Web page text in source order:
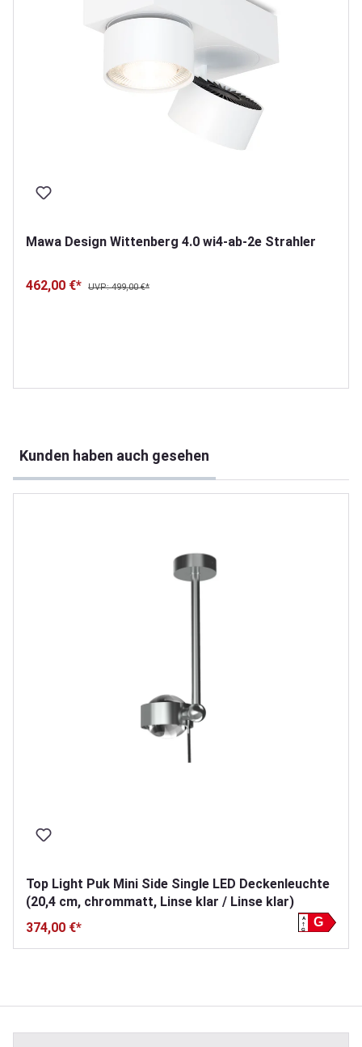
Mawa Design Wittenberg 4.0 wi4-ab-2e Strahler
462,00 €* UVP: 499,00 €*
Kunden haben auch gesehen
Top Light Puk Mini Side Single LED Deckenleuchte
(20,4 cm, chrommatt, Linse klar / Linse klar)
374,00 €*
G
A
G